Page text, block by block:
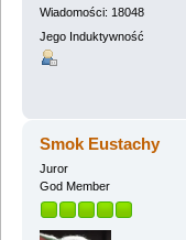
Wiadomości: 18048
Jego Induktywność
Smok Eustachy
Juror
God Member